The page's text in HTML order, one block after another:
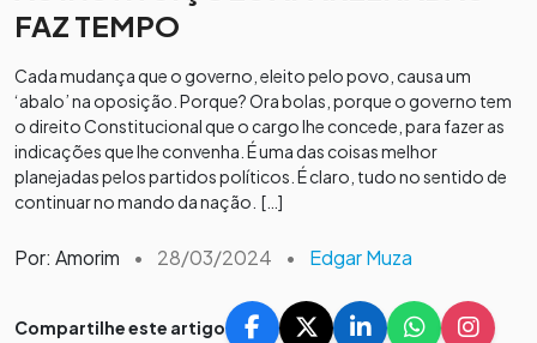
FAZ TEMPO
Cada mudança que o governo, eleito pelo povo, causa um
‘abalo’ na oposição. Porque? Ora bolas, porque o governo tem
o direito Constitucional que o cargo lhe concede, para fazer as
indicações que lhe convenha. É uma das coisas melhor
planejadas pelos partidos políticos. É claro, tudo no sentido de
continuar no mando da nação. […]
Por: Amorim • 28/03/2024 • Edgar Muza
Compartilhe este artigo